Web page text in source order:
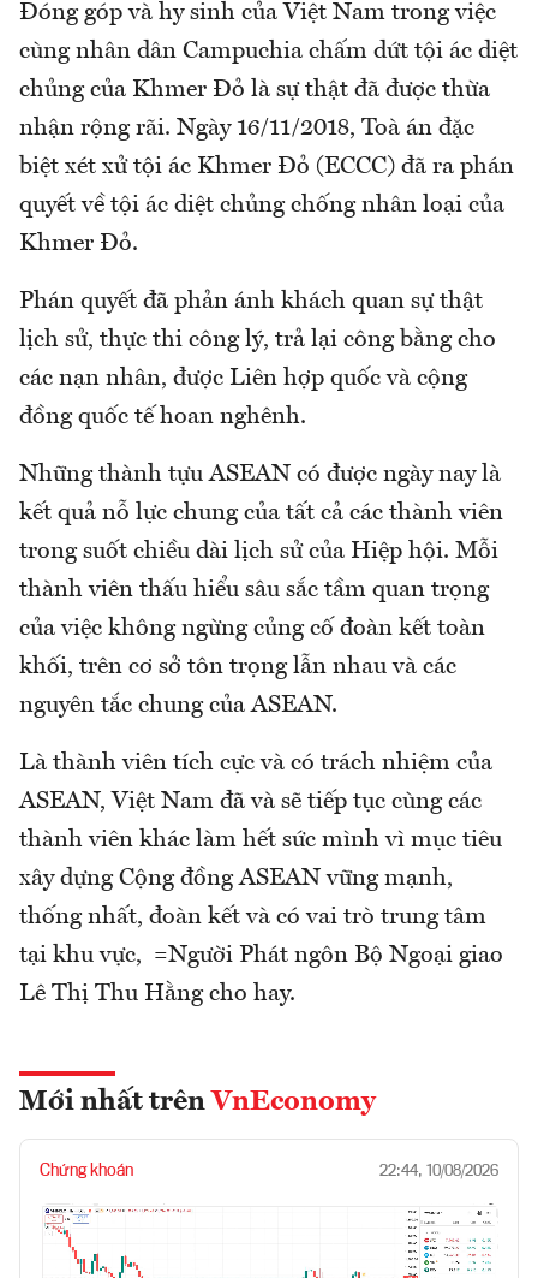
Đóng góp và hy sinh của Việt Nam trong việc
cùng nhân dân Campuchia chấm dứt tội ác diệt
chủng của Khmer Đỏ là sự thật đã được thừa
nhận rộng rãi. Ngày 16/11/2018, Toà án đặc
biệt xét xử tội ác Khmer Đỏ (ECCC) đã ra phán
quyết về tội ác diệt chủng chống nhân loại của
Khmer Đỏ.
Phán quyết đã phản ánh khách quan sự thật
lịch sử, thực thi công lý, trả lại công bằng cho
các nạn nhân, được Liên hợp quốc và cộng
đồng quốc tế hoan nghênh.
Những thành tựu ASEAN có được ngày nay là
kết quả nỗ lực chung của tất cả các thành viên
trong suốt chiều dài lịch sử của Hiệp hội. Mỗi
thành viên thấu hiểu sâu sắc tầm quan trọng
của việc không ngừng củng cố đoàn kết toàn
khối, trên cơ sở tôn trọng lẫn nhau và các
nguyên tắc chung của ASEAN.
Là thành viên tích cực và có trách nhiệm của
ASEAN, Việt Nam đã và sẽ tiếp tục cùng các
thành viên khác làm hết sức mình vì mục tiêu
xây dựng Cộng đồng ASEAN vững mạnh,
thống nhất, đoàn kết và có vai trò trung tâm
tại khu vực, =Người Phát ngôn Bộ Ngoại giao
Lê Thị Thu Hằng cho hay.
Mới nhất trên VnEconomy
Chứng khoán 22:44, 10/08/2026